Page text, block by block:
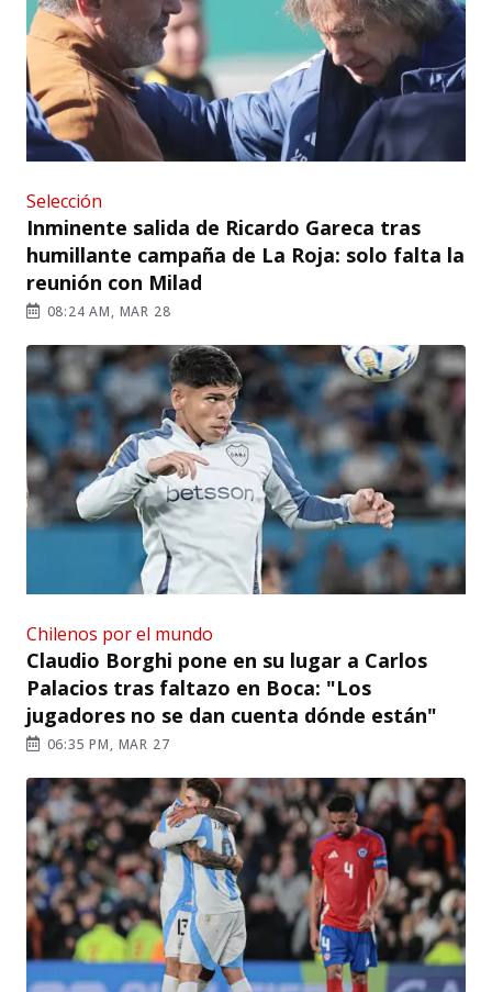
Selección
Inminente salida de Ricardo Gareca tras
humillante campaña de La Roja: solo falta la
reunión con Milad
08:24 AM, MAR 28
Chilenos por el mundo
Claudio Borghi pone en su lugar a Carlos
Palacios tras faltazo en Boca: "Los
jugadores no se dan cuenta dónde están"
06:35 PM, MAR 27